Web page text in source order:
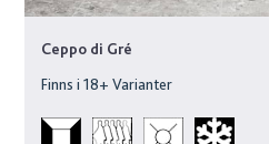
Ceppo di Gré
Finns i18+ Varianter